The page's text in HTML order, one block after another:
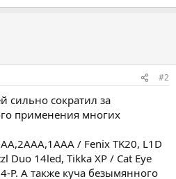
#2
сильно сократил за
применения многих
/ Fenix TK20, L1D
Duo 14led, Tikka XP / Cat Eye
P. А также куча безымянного